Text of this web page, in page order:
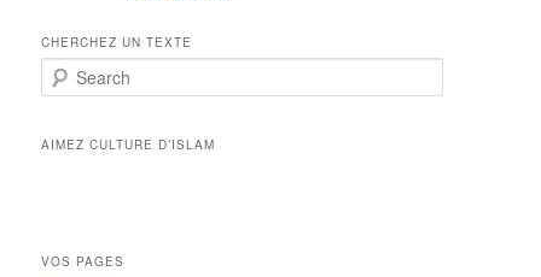
CHERCHEZ UN TEXTE
Search
AIMEZ CULTURE D’ISLAM
VOS PAGES